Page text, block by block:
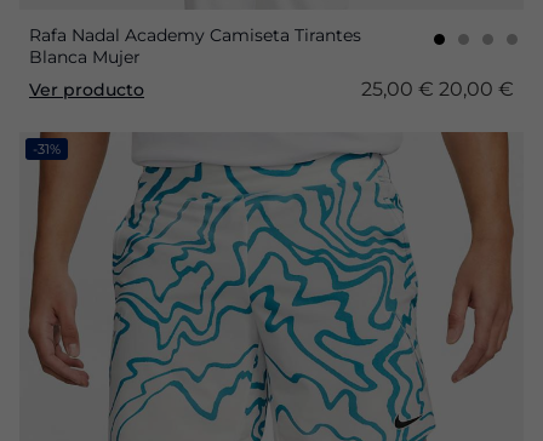
Rafa Nadal Academy Camiseta Tirantes
Blanca Mujer
Ver producto
25,00 € 20,00 €
-31%